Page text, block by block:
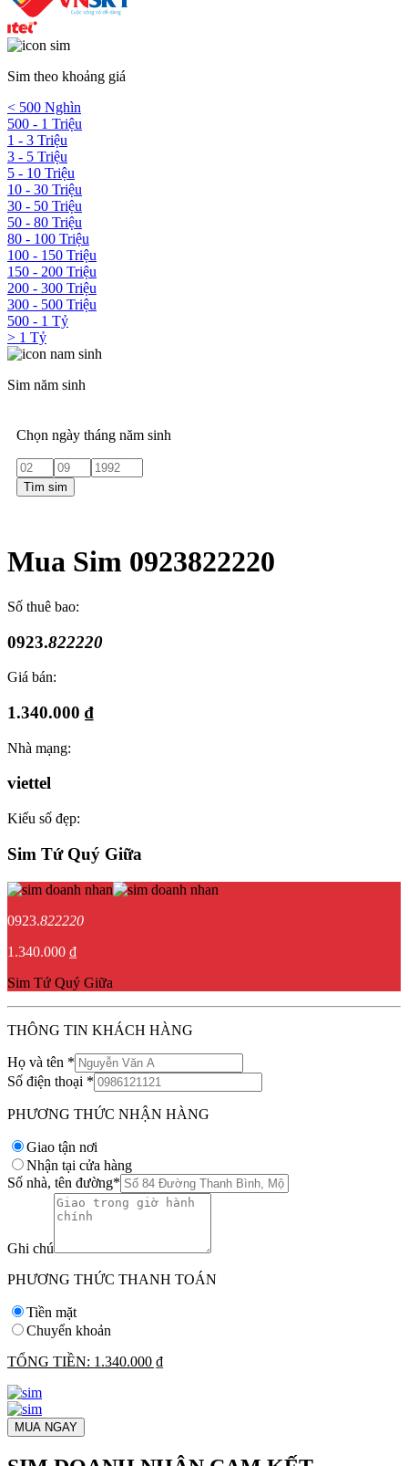
Sim theo khoảng giá
< 500 Nghìn
500 - 1 Triệu
1 - 3 Triệu
3 - 5 Triệu
5 - 10 Triệu
10 - 30 Triệu
30 - 50 Triệu
50 - 80 Triệu
80 - 100 Triệu
100 - 150 Triệu
150 - 200 Triệu
200 - 300 Triệu
300 - 500 Triệu
500 - 1 Tỷ
> 1 Tỷ
Sim năm sinh
Chọn ngày tháng năm sinh
Tìm sim
Mua Sim 0923822220
Số thuê bao:
0923.822220
Giá bán:
1.340.000 ₫
Nhà mạng:
viettel
Kiểu số đẹp:
Sim Tứ Quý Giữa
0923.822220
1.340.000 ₫
Sim Tứ Quý Giữa
THÔNG TIN KHÁCH HÀNG
Họ và tên *
Số điện thoại *
PHƯƠNG THỨC NHẬN HÀNG
Giao tận nơi
Nhận tại cửa hàng
Số nhà, tên đường*
Ghi chú
PHƯƠNG THỨC THANH TOÁN
Tiền mặt
Chuyển khoản
TỔNG TIỀN: 1.340.000 ₫
MUA NGAY